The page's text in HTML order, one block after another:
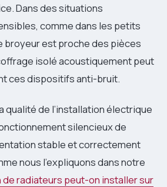
Dans des situations
comme dans les petits
broyeur est proche des pièces
isolé acoustiquement peut
ces dispositifs anti-bruit.
qualité de l’installation électrique
silencieux de
stable et correctement
nous l’expliquons dans notre
de radiateurs peut-on installer sur